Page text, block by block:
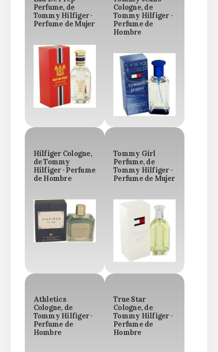
Perfume, de
Tommy Hilfiger ·
Perfume de Mujer
Cologne, de
Tommy Hilfiger ·
Perfume de
Hombre
Hilfiger Cologne,
de Tommy
Hilfiger · Perfume
de Hombre
Tommy Girl
Perfume, de
Tommy Hilfiger ·
Perfume de Mujer
Athletics
Cologne, de
Tommy Hilfiger ·
Perfume de
Hombre
True Star
Cologne, de
Tommy Hilfiger ·
Perfume de
Hombre